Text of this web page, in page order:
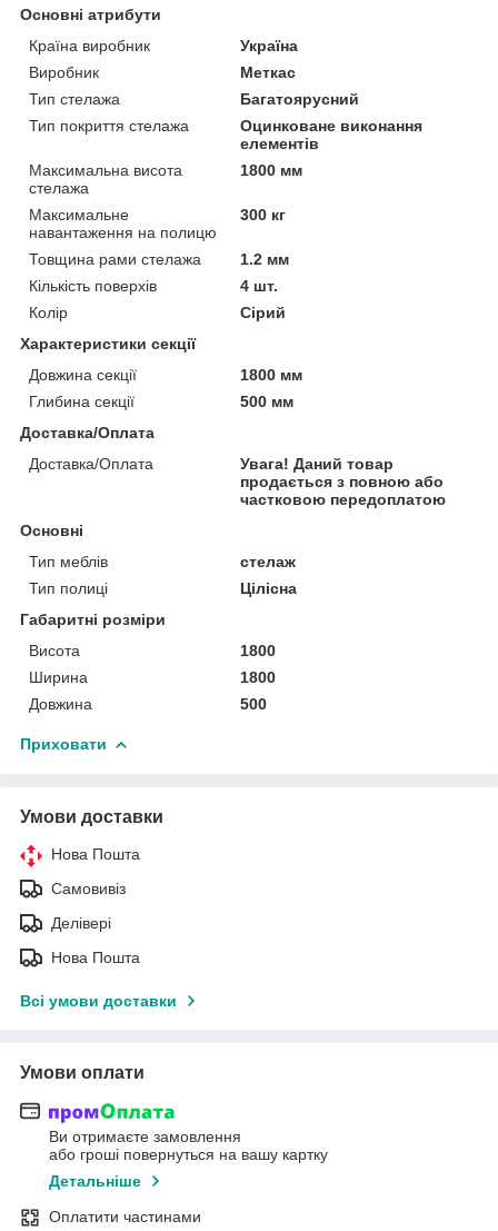
Основні атрибути
Країна виробник
Україна
Виробник
Меткас
Тип стелажа
Багатоярусний
Тип покриття стелажа
Оцинковане виконання
елементів
Максимальна висота
стелажа
1800 мм
Максимальне
навантаження на полицю
300 кг
Товщина рами стелажа
1.2 мм
Кількість поверхів
4 шт.
Колір
Сірий
Характеристики секції
Довжина секції
1800 мм
Глибина секції
500 мм
Доставка/Оплата
Доставка/Оплата
Увага! Даний товар
продається з повною або
частковою передоплатою
Основні
Тип меблів
стелаж
Тип полиці
Цілісна
Габаритні розміри
Висота
1800
Ширина
1800
Довжина
500
Приховати
Умови доставки
Нова Пошта
Самовивіз
Делівері
Нова Пошта
Всі умови доставки
Умови оплати
Ви отримаєте замовлення
або гроші повернуться на вашу картку
Детальніше
Оплатити частинами